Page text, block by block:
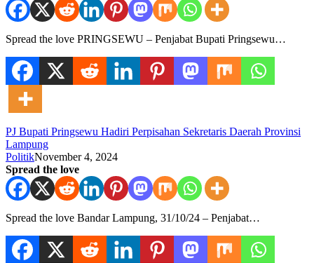
Spread the love PRINGSEWU – Penjabat Bupati Pringsewu…
PJ Bupati Pringsewu Hadiri Perpisahan Sekretaris Daerah Provinsi
Lampung
PolitikNovember 4, 2024
Spread the love
Spread the love Bandar Lampung, 31/10/24 – Penjabat…